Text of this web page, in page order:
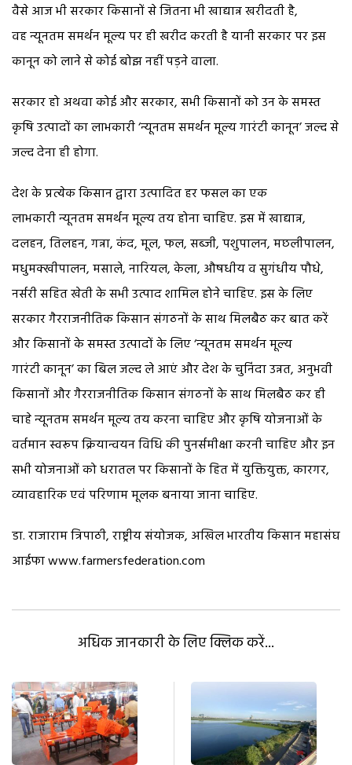
वैसे आज भी सरकार किसानों से जितना भी खाद्यान्न खरीदती है,
वह न्यूनतम समर्थन मूल्य पर ही खरीद करती है यानी सरकार पर इस
कानून को लाने से कोई बोझ नहीं पड़ने वाला.
सरकार हो अथवा कोई और सरकार, सभी किसानों को उन के समस्त
कृषि उत्पादों का लाभकारी ‘न्यूनतम समर्थन मूल्य गारंटी कानून’ जल्द से
जल्द देना ही होगा.
देश के प्रत्येक किसान द्वारा उत्पादित हर फसल का एक
लाभकारी न्यूनतम समर्थन मूल्य तय होना चाहिए. इस में खाद्यान्न,
दलहन, तिलहन, गन्ना, कंद, मूल, फल, सब्जी, पशुपालन, मछलीपालन,
मधुमक्खीपालन, मसाले, नारियल, केला, औषधीय व सुगंधीय पौधे,
नर्सरी सहित खेती के सभी उत्पाद शामिल होने चाहिए. इस के लिए
सरकार गैरराजनीतिक किसान संगठनों के साथ मिलबैठ कर बात करें
और किसानों के समस्त उत्पादों के लिए ‘न्यूनतम समर्थन मूल्य
गारंटी कानून’ का बिल जल्द ले आएं और देश के चुनिंदा उन्नत, अनुभवी
किसानों और गैरराजनीतिक किसान संगठनों के साथ मिलबैठ कर ही
चाहे न्यूनतम समर्थन मूल्य तय करना चाहिए और कृषि योजनाओं के
वर्तमान स्वरूप क्रियान्वयन विधि की पुनर्समीक्षा करनी चाहिए और इन
सभी योजनाओं को धरातल पर किसानों के हित में युक्तियुक्त, कारगर,
व्यावहारिक एवं परिणाम मूलक बनाया जाना चाहिए.
डा. राजाराम त्रिपाठी, राष्ट्रीय संयोजक, अखिल भारतीय किसान महासंघ
आईफा www.farmersfederation.com
अधिक जानकारी के लिए क्लिक करें...